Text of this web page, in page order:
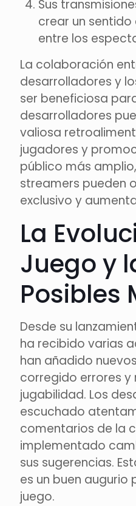
Sus
crear un
entre los
La colaboración
desarrolladores y
ser beneficiosa
desarrolladores
valiosa
jugadores y
público más
streamers pueden
exclusivo y
La
Juego y
Posibles
Desde su
ha recibido varias
han añadido
corregido errores y
jugabilidad. Los
escuchado
comentarios de la
implementado
sus sugerencias.
es un buen augurio
juego.